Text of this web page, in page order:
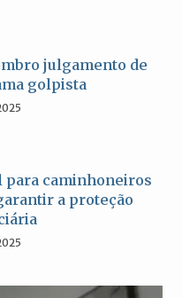
julgamento de
golpista
para caminhoneiros
a proteção